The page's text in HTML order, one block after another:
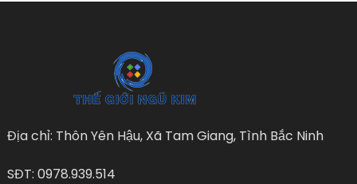
Địa chỉ: Thôn Yên Hậu, Xã Tam Giang, Tình Bắc Ninh
SĐT: 0978.939.514